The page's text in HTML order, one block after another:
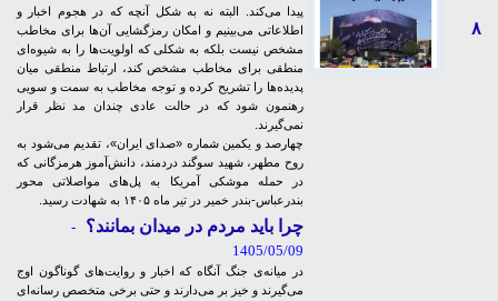
۸
پیدا می‌کند. البته نه به شکل آنچه که در هجوم اخبار و
اطلاعاتی می‌بینیم و امکان رمزگشایی‌ آن‌ها برای مخاطب
مشخص نیست بلکه به شکلی که اولویت‌ها را به شیوه‌ای
منطقی برای مخاطب مشخص کند، ارتباط منطقی میان
پدیده‌ها را تشریح کرده و توجه مخاطب به سمت و سویی
رهنمون شود که در حالت عادی چندان مد نظر قرار
نمی‌گیرند.
چهارصد و یکمین شماره «صدای ایران»، تقدیم می‌شود به
روح مطهر، شهید سوگند دردمند، دانش‌آموز هرمزگانی که
در حمله موشکی آمریکا به پل‌های مواصلاتی محور
بندرعباس-بندر خمیر در تیر ماه ۱۴۰۵ به شهادت رسید.
چرا باید مردم در میدان بمانند؟
-
1405/05/09
در میانه‌ی جنگ آنگاه که اخبار و روایت‌های گوناگون اوج
می‌گیرند و خیز بر می‌دارند و حتی برخی متخصص رسانه‌ای